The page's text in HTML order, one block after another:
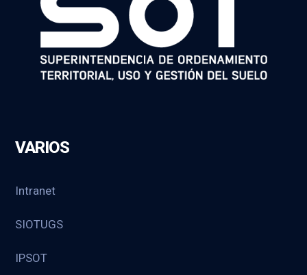
VARIOS
Intranet
SIOTUGS
IPSOT